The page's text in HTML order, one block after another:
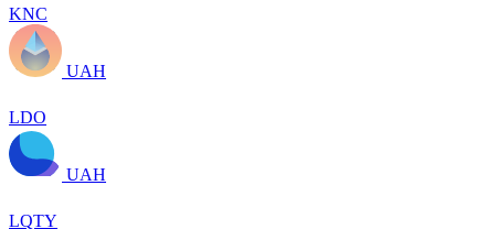
KNC
UAH
LDO
UAH
LQTY